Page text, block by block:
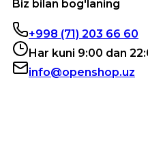
Biz bilan bog'laning
+998 (71) 203 66 60
Har kuni 9:00 dan
info@openshop.uz